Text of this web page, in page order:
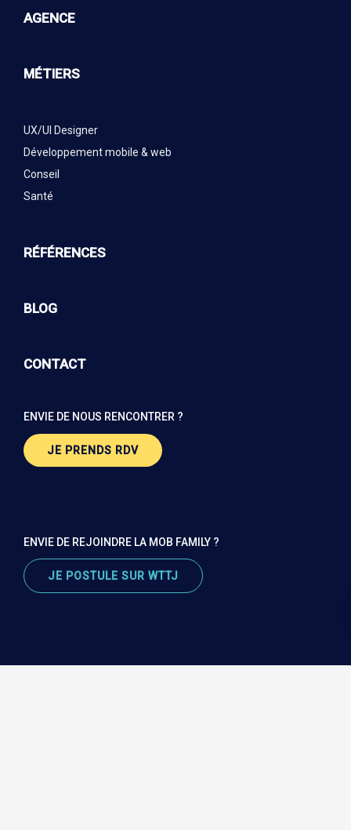
AGENCE
MÉTIERS
UX/UI Designer
Développement mobile & web
Conseil
Santé
RÉFÉRENCES
BLOG
CONTACT
ENVIE DE NOUS RENCONTRER ?
JE PRENDS RDV
ENVIE DE REJOINDRE LA MOB FAMILY ?
JE POSTULE SUR WTTJ